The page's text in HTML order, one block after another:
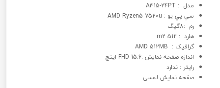
مدل : A315-24PT
سي پي يو : AMD Ryzen5 7520u
رم :8گیگ
هارد : 512 m2
گرافيک : AMD 512MB
اندازه صفحه نمایش :15.6 FHD اینچ
رایتر : ندارد
صفحه نمایش لمسی